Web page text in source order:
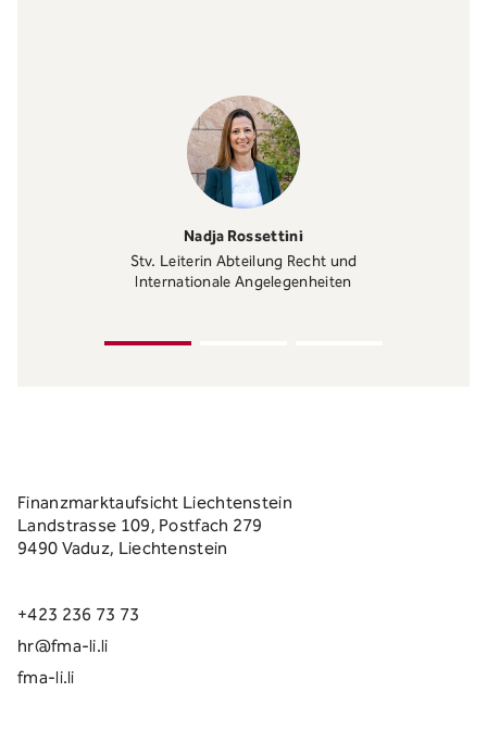
Dr. Clemens Höfler
Juristischer Senior Spezialist
Finanzmarktaufsicht Liechtenstein
Landstrasse 109, Postfach 279
9490 Vaduz, Liechtenstein
+423 236 73 73
hr@fma-li.li
fma-li.li